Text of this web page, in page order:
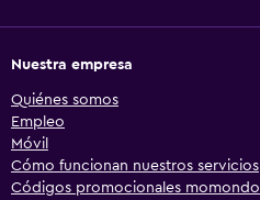
Nuestra empresa
Quiénes somos
Empleo
Móvil
Cómo funcionan nuestros servicios
Códigos promocionales momondo